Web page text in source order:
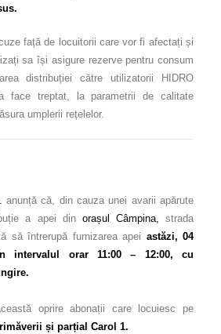
.
față de locuitorii care vor fi afectați și
sa își asigure rezerve pentru consum
distribuției către utilizatorii HIDRO
face treptat, la parametrii de calitate
umplerii rețelelor.
anunță că, din cauza unei avarii apărute
a apei din orașul Câmpina,
strada
să întrerupă furnizarea apei astăzi, 04
intervalul orar 11:00 – 12:00, cu
oprire abonații care locuiesc pe
și parțial Carol 1.